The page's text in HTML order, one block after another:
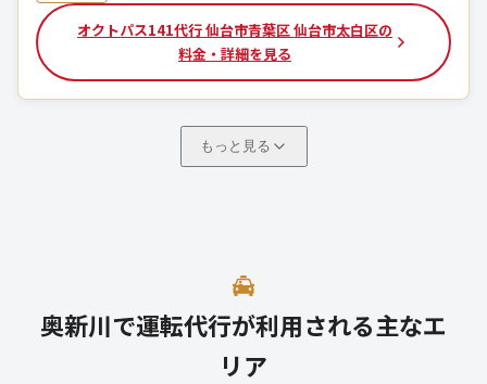
オクトパス141代行 仙台市青葉区 仙台市太白区の
料金・詳細を見る
もっと見る
奥新川で運転代行が利用される主なエ
リア